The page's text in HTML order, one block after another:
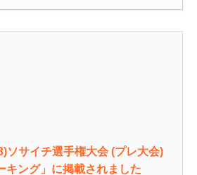
ソサイチ選手権大会 (プレ大会)
キング」に掲載されました